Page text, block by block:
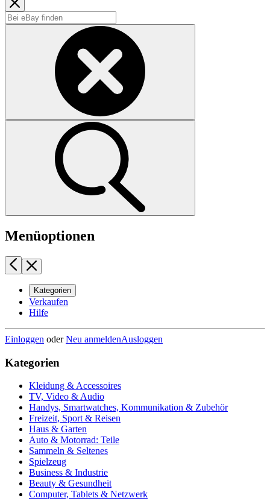
Menüoptionen
Kategorien
Verkaufen
Hilfe
Einloggen oderNeu anmeldenAusloggen
Kategorien
Kleidung & Accessoires
TV, Video & Audio
Handys, Smartwatches, Kommunikation & Zubehör
Freizeit, Sport & Reisen
Haus & Garten
Auto & Motorrad: Teile
Sammeln & Seltenes
Spielzeug
Business & Industrie
Beauty & Gesundheit
Computer, Tablets & Netzwerk